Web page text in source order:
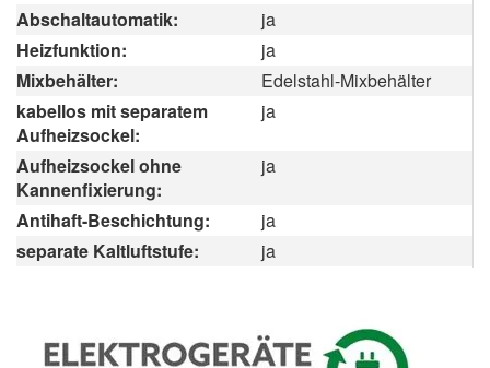
Abschaltautomatik:
ja
Heizfunktion:
ja
Mixbehälter:
Edelstahl-Mixbehälter
kabellos mit separatem
Aufheizsockel:
ja
Aufheizsockel ohne
Kannenfixierung:
ja
Antihaft-Beschichtung:
ja
separate Kaltluftstufe:
ja